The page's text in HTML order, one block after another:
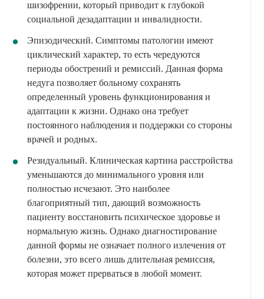
шизофрении, который приводит к глубокой
социальной дезадаптации и инвалидности.
Эпизодический. Симптомы патологии имеют
циклический характер, то есть чередуются
периоды обострений и ремиссий. Данная форма
недуга позволяет больному сохранять
определенный уровень функционирования и
адаптации к жизни. Однако она требует
постоянного наблюдения и поддержки со стороны
врачей и родных.
Резидуальный. Клиническая картина расстройства
уменьшаются до минимального уровня или
полностью исчезают. Это наиболее
благоприятный тип, дающий возможность
пациенту восстановить психическое здоровье и
нормальную жизнь. Однако диагностирование
данной формы не означает полного излечения от
болезни, это всего лишь длительная ремиссия,
которая может прерваться в любой момент.